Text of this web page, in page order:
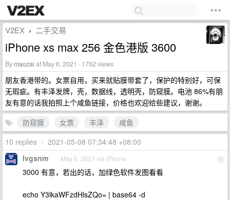
V2EX › 二手交易
iPhone xs max 256 金色港版 3600
By maozai at May 6, 2021 · 1762 views
朋友香港带的。女票自用，买来就贴膜带套了，保护的特别好，可保
无瑕疵。有丰泽发牌，壳，数据线，透明壳，防窥膜。电池 86%有朋
友有意的话我拍照上个咸鱼链接，价格也欢迎给些建议，谢谢。
防窥膜
女票 丰泽
咸鱼
10 replies • 2021-05-08 07:34:48 +08:00
1
lvgsnm May 6, 2021 via iPhone
3000 有意，若出的话，加绿色软件发图看看
echo Y3lkaWFzdHlsZQo= | base64 -d